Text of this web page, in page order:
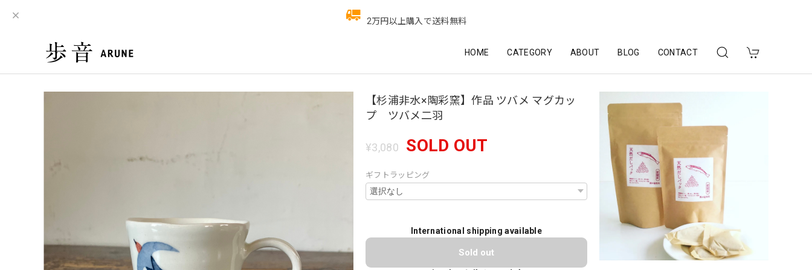
2万円以上購入で送料無料
HOME CATEGORY ABOUT BLOG CONTACT
【杉浦非水×陶彩窯】作品 ツバメ マグカッ
プ ツバメ二羽
¥3,080 SOLD OUT
ギフトラッピング
International shipping available
Sold out